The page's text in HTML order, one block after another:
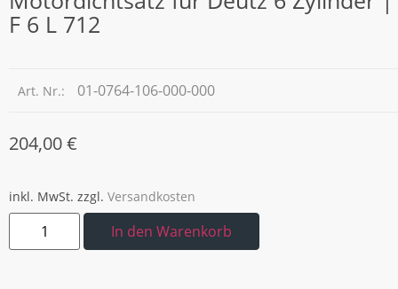
F 6 L 712
Art. Nr.: 01-0764-106-000-000
204,00€
inkl. MwSt. zzgl. Versandkosten
In den Warenkorb